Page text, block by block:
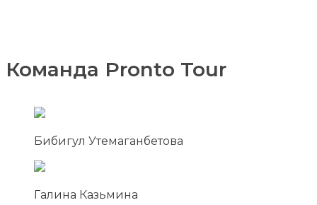
Команда Pronto Tour
Бибигул Утемаганбетова
Галина Казьмина